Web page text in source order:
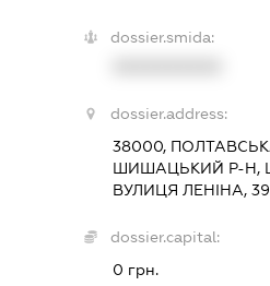
dossier.smida:
dossier.address:
38000,
ШИШАЦЬКИЙ Р-Н,
ВУЛИЦЯ ЛЕНІНА, 39
dossier.capital:
0 грн.